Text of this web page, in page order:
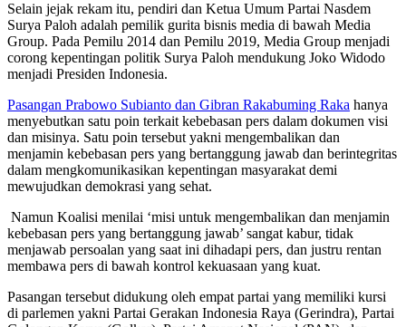
Selain jejak rekam itu, pendiri dan Ketua Umum Partai Nasdem
Surya Paloh adalah pemilik gurita bisnis media di bawah Media
Group. Pada Pemilu 2014 dan Pemilu 2019, Media Group menjadi
corong kepentingan politik Surya Paloh mendukung Joko Widodo
menjadi Presiden Indonesia.
Pasangan Prabowo Subianto dan Gibran Rakabuming Raka hanya
menyebutkan satu poin terkait kebebasan pers dalam dokumen visi
dan misinya. Satu poin tersebut yakni mengembalikan dan
menjamin kebebasan pers yang bertanggung jawab dan berintegritas
dalam mengkomunikasikan kepentingan masyarakat demi
mewujudkan demokrasi yang sehat.
Namun Koalisi menilai ‘misi untuk mengembalikan dan menjamin
kebebasan pers yang bertanggung jawab’ sangat kabur, tidak
menjawab persoalan yang saat ini dihadapi pers, dan justru rentan
membawa pers di bawah kontrol kekuasaan yang kuat.
Pasangan tersebut didukung oleh empat partai yang memiliki kursi
di parlemen yakni Partai Gerakan Indonesia Raya (Gerindra), Partai